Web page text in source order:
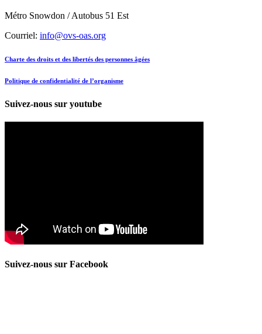
Métro Snowdon / Autobus 51 Est
Courriel: info@ovs-oas.org
Charte des droits et des libertés des personnes âgées
Politique de confidentialité de l’organisme
Suivez-nous sur youtube
Suivez-nous sur Facebook